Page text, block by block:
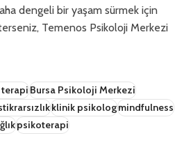
dengeli bir yaşam sürmek için
Temenos Psikoloji Merkezi
terapiBursa Psikoloji Merkezi
klinik psikologmindfulness
psikoterapi